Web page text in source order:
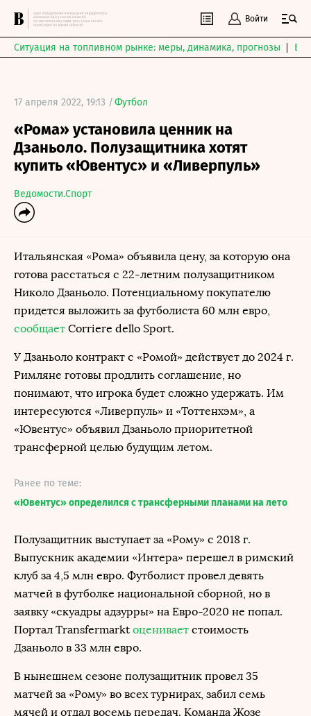
Войти
Ситуация на топливном рынке: меры, динамика, прогнозы
17 апреля 2022, 19:13 /Футбол
«Рома» установила ценник на
Дзаньоло. Полузащитника хотят
купить «Ювентус» и «Ливерпуль»
Ведомости.Спорт
Итальянская «Рома» объявила цену, за которую она
готова расстаться с 22-летним полузащитником
Николо Дзаньоло. Потенциальному покупателю
придется выложить за футболиста 60 млн евро,
сообщает Corriere dello Sport.
У Дзаньоло контракт с «Ромой» действует до 2024 г.
Римляне готовы продлить соглашение, но
понимают, что игрока будет сложно удержать. Им
интересуются «Ливерпуль» и «Тоттенхэм», а
«Ювентус» объявил Дзаньоло приоритетной
трансферной целью будущим летом.
Ранее по теме:
«Ювентус» определился с трансферными планами на лето
Полузащитник выступает за «Рому» с 2018 г.
Выпускник академии «Интера» перешел в римский
клуб за 4,5 млн евро. Футболист провел девять
матчей в футболке национальной сборной, но в
заявку «скуадры адзурры» на Евро-2020 не попал.
Портал Transfermarkt оценивает стоимость
Дзаньоло в 33 млн евро.
В нынешнем сезоне полузащитник провел 35
матчей за «Рому» во всех турнирах, забил семь
мячей и отдал восемь передач. Команда Жозе